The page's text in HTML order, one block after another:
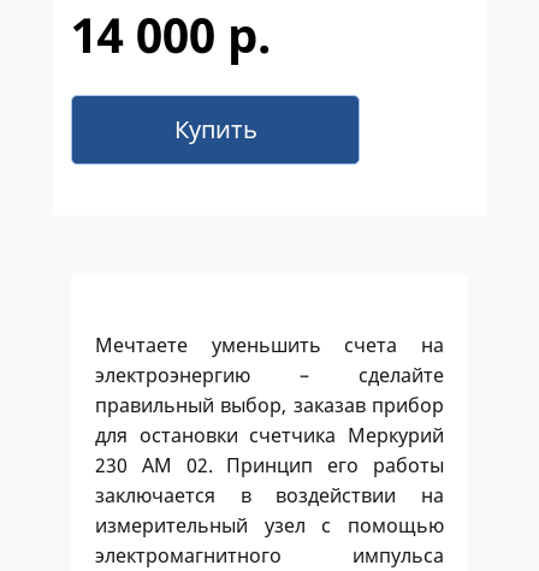
14 000 р.
Купить
Мечтаете уменьшить счета на
электроэнергию – сделайте
правильный выбор, заказав прибор
для остановки счетчика Меркурий
230 АМ 02. Принцип его работы
заключается в воздействии на
измерительный узел с помощью
электромагнитного импульса